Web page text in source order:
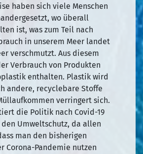
haben sich viele Menschen
wo überall
ist, was zum Teil nach
in unserem Meer landet
verschmutzt. Aus diesem
Verbrauch von Produkten
enthalten. Plastik wird
andere, recyclebare Stoffe
verringert sich.
die Politik nach Covid-19
Umweltschutz, da allen
man den bisherigen
Corona-Pandemie nutzen